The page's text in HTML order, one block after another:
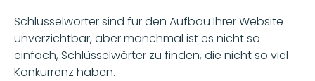
Schlüsselwörter sind für den Aufbau Ihrer Website
unverzichtbar, aber manchmal ist es nicht so
einfach, Schlüsselwörter zu finden, die nicht so viel
Konkurrenz haben.